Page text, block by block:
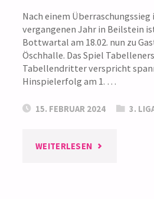
Nach einem
vergangenen Jahr in Beilstein
Bottwartal am 18.02. nun zu
Öschhalle. Das Spiel
Tabellendritter verspricht
Hinspielerfolg am 1. …
15. FEBRUAR 2024 3.
WEITERLESEN"3.